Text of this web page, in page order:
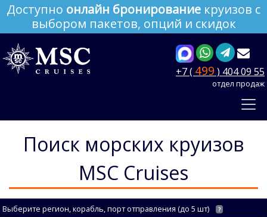
Доступно онлайн бронирование круизов с
выбором пакетов, опций и скидок
+7 ( 499 ) 404 09 55
отдел продаж
Поиск морских круизов
MSC Cruises
Выберите регион, корабль, порт отправления (до 5 шт) ?